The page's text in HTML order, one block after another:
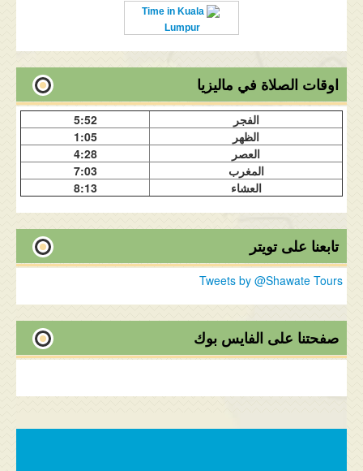
Time in Kuala
Lumpur
اوقات الصلاة في ماليزيا
الفجر
5:52
الظهر
1:05
العصر
4:28
المغرب
7:03
العشاء
8:13
تابعنا على تويتر
Tweets by @Shawate Tours
صفحتنا على الفايس بوك